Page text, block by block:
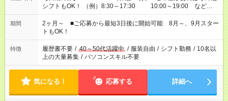
シフトもOK！ （例）8:30～17:30 10:00～19:00 など
「家族とお休みを合わせたい」 「できれば残業はしたくない」
など、あなたのご希望に沿ったお仕事をご紹介します！ ※Wワ
ーク希望の方へ 今ご覧のお仕事で希望する勤務時間と、もう1つ
のお仕事の勤務時間。 合計で週40時間を超える場合は応募でき
ません
期間
2ヶ月～ ■ご応募から最短3日後に開始可能 8月～、9月スター
トもOK！
特徴 履歴書不要 / 40～50代活躍中 / 服装自由 / シフト勤務 / 10名以
上の大量募集 / パソコンスキル不要
気になる！ 応募する 詳細へ